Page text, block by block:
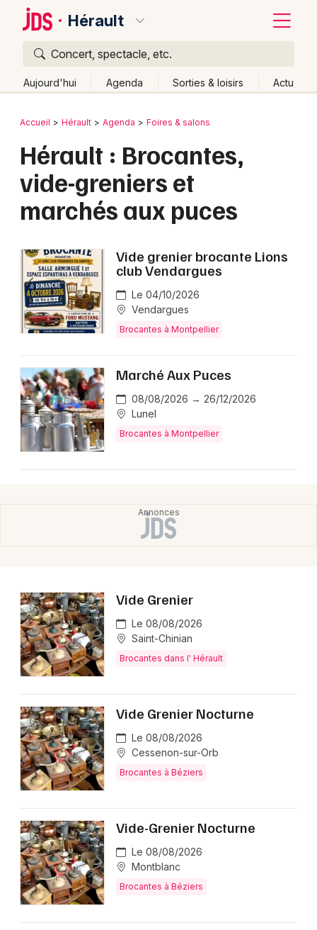
Hérault
Concert, spectacle, etc.
Aujourd'hui Agenda Sorties & loisirs Actu
Publier un événement
Grands événements
Manifestations
Foires & salons
Concerts
Sports
Soirées
Brocantes en Occitanie
Newsletter des sorties
Artistes en tournée
Actus dans l' Hérault
Magazine dans l' Hérault
Bordeaux
Colmar
Lille
Marseille
Mulhouse
Montpellier
Nantes
Nice
Paris
Strasbourg
Toulouse
Retour
Accueil Hérault Agenda Foires & salons
Hérault : Brocantes,
vide-greniers et
marchés aux puces
Vide grenier brocante Lions
club Vendargues
Le 04/10/2026
Vendargues
Brocantes à Montpellier
Marché Aux Puces
08/08/2026 → 26/12/2026
Lunel
Brocantes à Montpellier
Vide Grenier
Le 08/08/2026
Saint-Chinian
Brocantes dans l' Hérault
Vide Grenier Nocturne
Le 08/08/2026
Cessenon-sur-Orb
Brocantes à Béziers
Vide-Grenier Nocturne
Le 08/08/2026
Montblanc
Brocantes à Béziers
Quoi ?
Où ?
Près de moi
Changer de lieu
Quand ?
Aujourd'hui
Demain Ce week-end Autre